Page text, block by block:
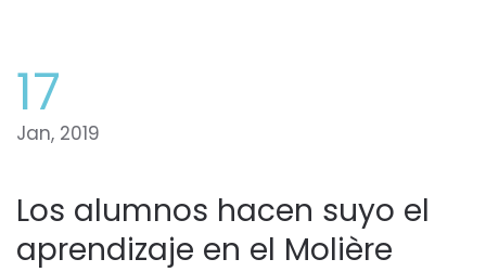
17
Jan, 2019
Los alumnos hacen suyo el
aprendizaje en el Molière